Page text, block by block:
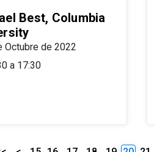
Best, Columbia
Octubre de 2022
a 17:30